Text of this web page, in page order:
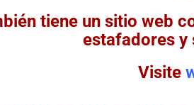
tiene un sitio web
estafadores y
Visite